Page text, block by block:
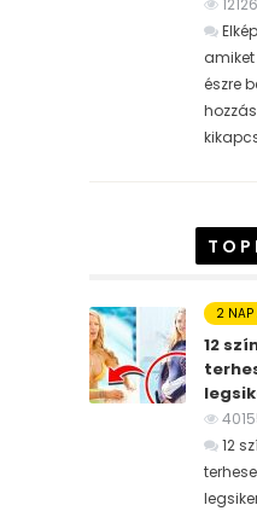
észre
2 NAP
12
12